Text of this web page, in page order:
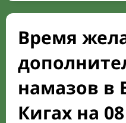
Время
намазов в
Кигах на